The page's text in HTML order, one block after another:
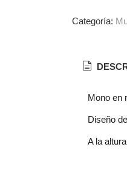
Categoría:
Mono en
Diseño
A la